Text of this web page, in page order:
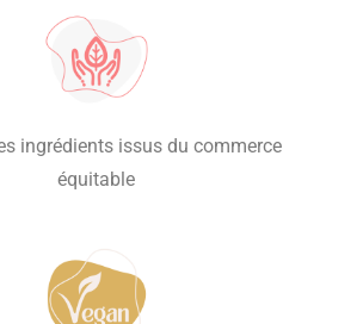
ingrédients issus du commerce
équitable